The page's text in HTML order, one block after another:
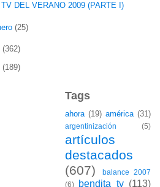
TV DEL VERANO 2009 (PARTE I)
(25)
(362)
(189)
Tags
ahora (19) américa (31)
argentinización (5)
artículos
destacados
(607)
balance 2007
(6)
bendita tv (113)